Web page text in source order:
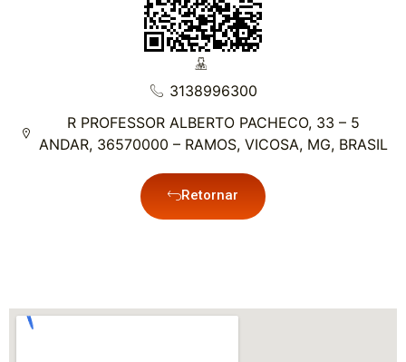
3138996300
R PROFESSOR ALBERTO PACHECO, 33 – 5
ANDAR, 36570000 – RAMOS, VICOSA, MG, BRASIL
Retornar